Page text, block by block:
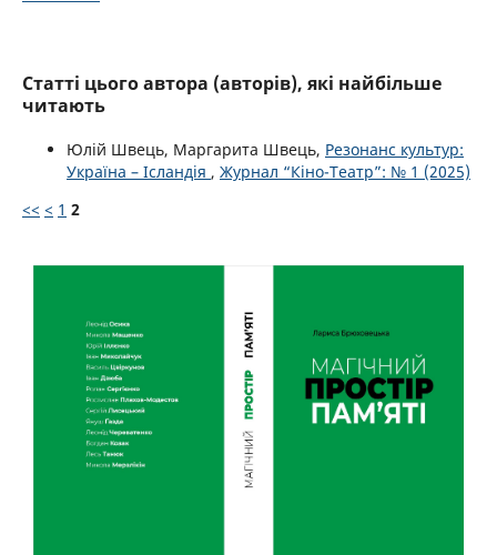
Статті цього автора (авторів), які найбільше
читають
Юлій Швець, Маргарита Швець, Резонанс культур:
Україна – Ісландія , Журнал “Кіно-Театр”: № 1 (2025)
<< < 1 2